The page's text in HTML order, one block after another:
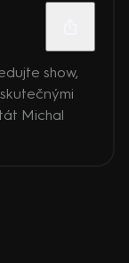
show,
Michal